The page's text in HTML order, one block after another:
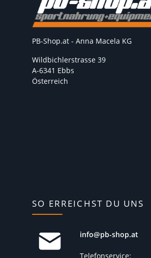
PB-Shop.at - Anna Macela KG
Wildbichlerstrasse 39
A-6341 Ebbs
Österreich
SO ERREICHST DU UNS
info@pb-shop.at
Telefonservice: